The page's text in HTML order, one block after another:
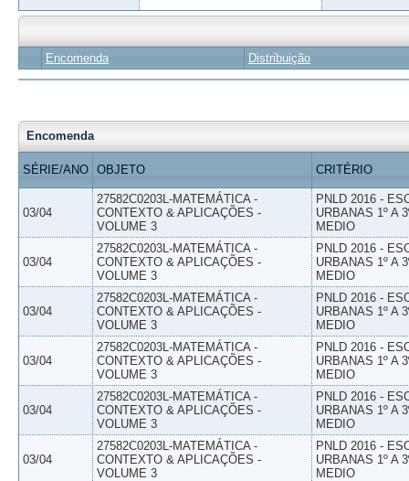
Encomenda Distribuição
Encomenda
SÉRIE/ANO OBJETO CRITÉRIO
03/04
27582C0203L-MATEMÁTICA -
CONTEXTO & APLICAÇÕES -
VOLUME 3
PNLD 2016 -
URBANAS 1º A
MEDIO
03/04
27582C0203L-MATEMÁTICA -
CONTEXTO & APLICAÇÕES -
VOLUME 3
PNLD 2016 -
URBANAS 1º A
MEDIO
03/04
27582C0203L-MATEMÁTICA -
CONTEXTO & APLICAÇÕES -
VOLUME 3
PNLD 2016 -
URBANAS 1º A
MEDIO
03/04
27582C0203L-MATEMÁTICA -
CONTEXTO & APLICAÇÕES -
VOLUME 3
PNLD 2016 -
URBANAS 1º A
MEDIO
03/04
27582C0203L-MATEMÁTICA -
CONTEXTO & APLICAÇÕES -
VOLUME 3
PNLD 2016 -
URBANAS 1º A
MEDIO
03/04
27582C0203L-MATEMÁTICA -
CONTEXTO & APLICAÇÕES -
VOLUME 3
PNLD 2016 -
URBANAS 1º A
MEDIO